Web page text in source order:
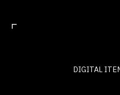
DIGITAL